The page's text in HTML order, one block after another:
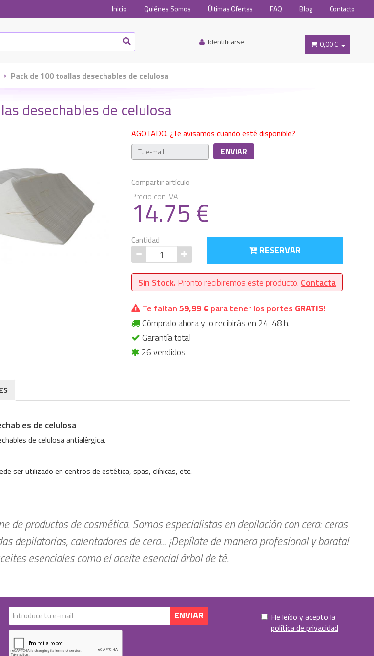
Inicio Quiénes Somos Últimas Ofertas FAQ Blog Contacto
Identificarse 0,00 €
Pack de 100 toallas desechables de celulosa
desechables de celulosa
AGOTADO. ¿Te avisamos cuando esté disponible?
Compartir artículo
Precio con IVA
14.75€
Cantidad
RESERVAR
Sin Stock. Pronto recibiremos este producto. Contacta
Te faltan59,99 € para tener los portes GRATIS!
Cómpralo ahora y lo recibirás en 24-48 h.
Garantía total
26 vendidos
de celulosa
de celulosa antialérgica.
ser utilizado en centros de estética, spas, clínicas, etc.
de productos de cosmética. Somos especialistas en depilación con cera: ceras
depilatorias, calentadores de cera... ¡Depílate de manera profesional y barata!
esenciales como el aceite esencial árbol de té.
He leído y acepto la
política de privacidad